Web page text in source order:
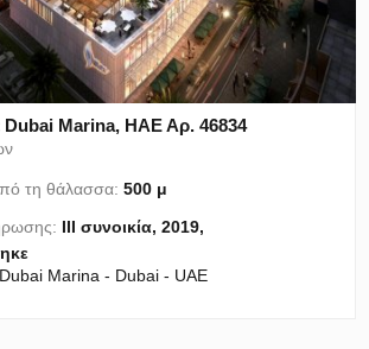
Dubai Marina, ΗΑΕ Αρ. 46834
τη θάλασσα:500 μ
III συνοικία, 2019,
Marina - Dubai - UAE